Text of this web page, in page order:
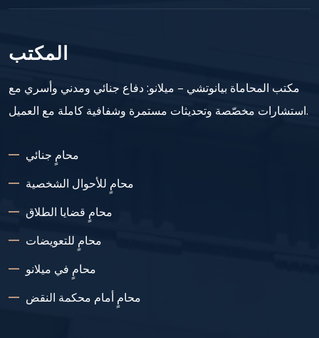
المكتب
مكتب المحاماة بيانوتشي – ميلانو: دفاع جنائي ومدني وأسري مع
استشارات مخصّصة وتحديثات مستمرة وشفافية كاملة مع العميل.
محامٍ جنائي
محامٍ للأحوال الشخصية
محامٍ قضايا الطلاق
محامٍ للتعويضات
محامٍ في ميلانو
محامٍ أمام محكمة النقض